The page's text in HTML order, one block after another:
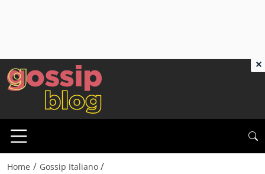
Home / Gossip Italiano /
×